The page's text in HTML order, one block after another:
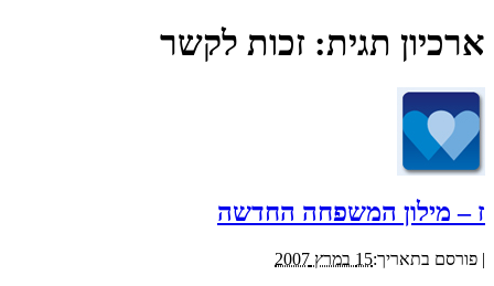
ארכיון תגית: זכות לקשר
ז – מילון המשפחה החדשה
| פורסם בתאריך:15 במרץ 2007